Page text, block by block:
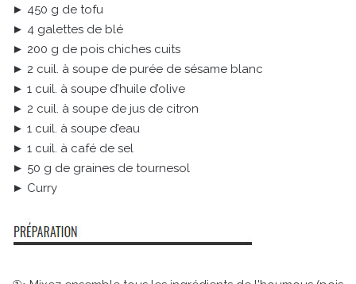
► 450 g de tofu
► 4 galettes de blé
► 200 g de pois chiches cuits
► 2 cuil. à soupe de purée de sésame blanc
► 1 cuil. à soupe d’huile d’olive
► 2 cuil. à soupe de jus de citron
► 1 cuil. à soupe d’eau
► 1 cuil. à café de sel
► 50 g de graines de tournesol
► Curry